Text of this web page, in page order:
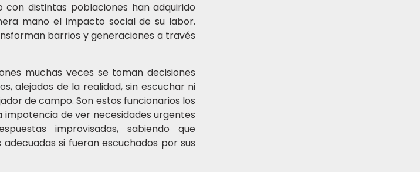
con distintas poblaciones han adquirido
mano el impacto social de su labor.
barrios y generaciones a través
muchas veces se toman decisiones
alejados de la realidad, sin escuchar ni
de campo. Son estos funcionarios los
de ver necesidades urgentes
improvisadas, sabiendo que
si fueran escuchados por sus